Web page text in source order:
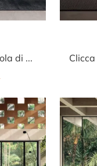
Con salotti e divani con penisola di Lago come il modello Sand 1137 in tessuto, potrai ultimare il tuo progetto d'arredo.